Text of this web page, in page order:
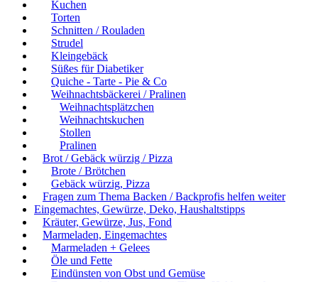
Kuchen
Torten
Schnitten / Rouladen
Strudel
Kleingebäck
Süßes für Diabetiker
Quiche - Tarte - Pie & Co
Weihnachtsbäckerei / Pralinen
Weihnachtsplätzchen
Weihnachtskuchen
Stollen
Pralinen
Brot / Gebäck würzig / Pizza
Brote / Brötchen
Gebäck würzig, Pizza
Fragen zum Thema Backen / Backprofis helfen weiter
Eingemachtes, Gewürze, Deko, Haushaltstipps
Kräuter, Gewürze, Jus, Fond
Marmeladen, Eingemachtes
Marmeladen + Gelees
Öle und Fette
Eindünsten von Obst und Gemüse